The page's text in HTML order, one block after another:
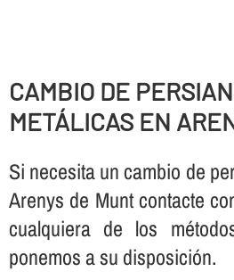
CAMBIO DE
METÁLICAS EN
Si necesita un cambio de
Arenys de Munt contacte
cualquiera de los
ponemos a su disposición.